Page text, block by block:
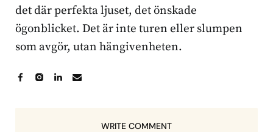
det där perfekta ljuset, det önskade
ögonblicket. Det är inte turen eller slumpen
som avgör, utan hängivenheten.
WRITE COMMENT